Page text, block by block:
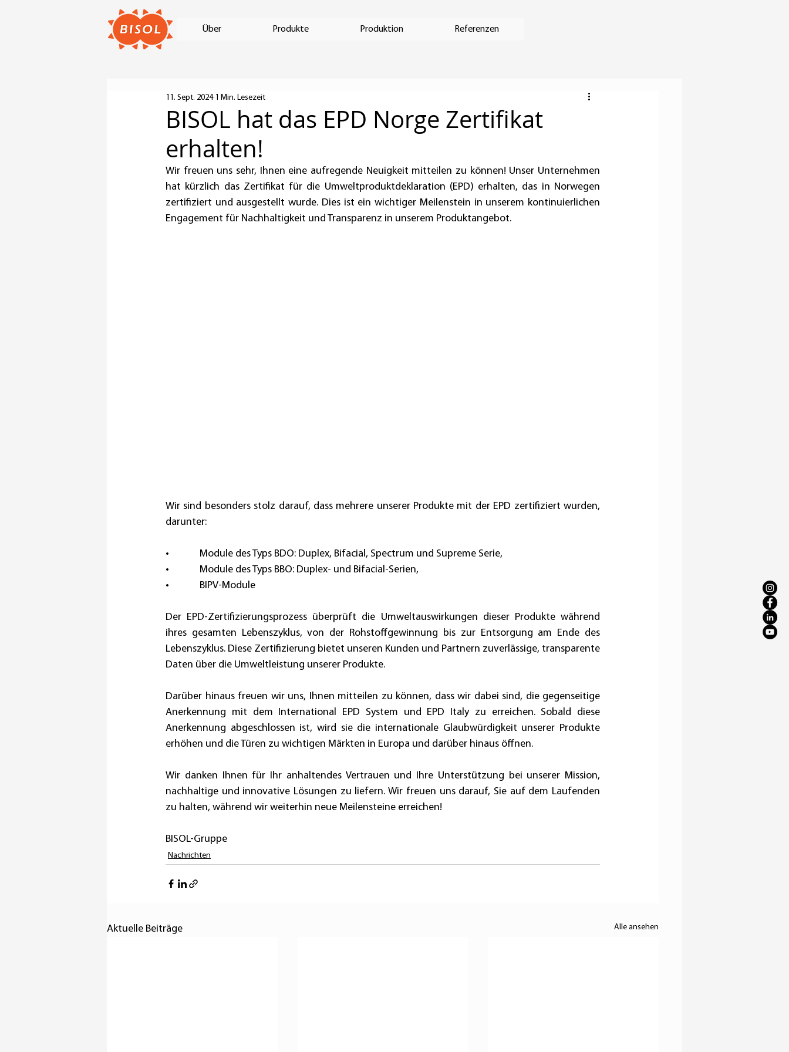
Über Produkte Produktion Referenzen
BISOL hat das EPD Norge Zertifikat
erhalten!
11. Sept. 2024 1 Min. Lesezeit
Wir freuen uns sehr, Ihnen eine aufregende Neuigkeit mitteilen zu können! Unser Unternehmen
hat kürzlich das Zertifikat für die Umweltproduktdeklaration (EPD) erhalten, das in Norwegen
zertifiziert und ausgestellt wurde. Dies ist ein wichtiger Meilenstein in unserem kontinuierlichen
Engagement für Nachhaltigkeit und Transparenz in unserem Produktangebot.
Wir sind besonders stolz darauf, dass mehrere unserer Produkte mit der EPD zertifiziert wurden,
darunter:
•             Module des Typs BDO: Duplex, Bifacial, Spectrum und Supreme Serie,
•             Module des Typs BBO: Duplex- und Bifacial-Serien,
•             BIPV-Module
Der EPD-Zertifizierungsprozess überprüft die Umweltauswirkungen dieser Produkte während
ihres gesamten Lebenszyklus, von der Rohstoffgewinnung bis zur Entsorgung am Ende des
Lebenszyklus. Diese Zertifizierung bietet unseren Kunden und Partnern zuverlässige, transparente
Daten über die Umweltleistung unserer Produkte.
Darüber hinaus freuen wir uns, Ihnen mitteilen zu können, dass wir dabei sind, die gegenseitige
Anerkennung mit dem International EPD System und EPD Italy zu erreichen. Sobald diese
Anerkennung abgeschlossen ist, wird sie die internationale Glaubwürdigkeit unserer Produkte
erhöhen und die Türen zu wichtigen Märkten in Europa und darüber hinaus öffnen.
Wir danken Ihnen für Ihr anhaltendes Vertrauen und Ihre Unterstützung bei unserer Mission,
nachhaltige und innovative Lösungen zu liefern. Wir freuen uns darauf, Sie auf dem Laufenden
zu halten, während wir weiterhin neue Meilensteine erreichen!
BISOL-Gruppe
Nachrichten
Aktuelle Beiträge Alle ansehen